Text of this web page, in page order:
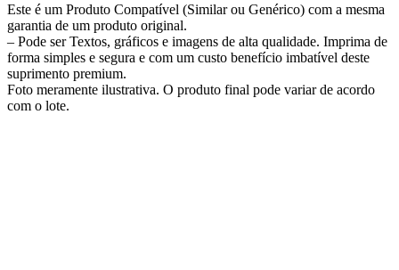
Este é um Produto Compatível (Similar ou Genérico) com a mesma
garantia de um produto original.
– Pode ser Textos, gráficos e imagens de alta qualidade. Imprima de
forma simples e segura e com um custo benefício imbatível deste
suprimento premium.
Foto meramente ilustrativa. O produto final pode variar de acordo
com o lote.